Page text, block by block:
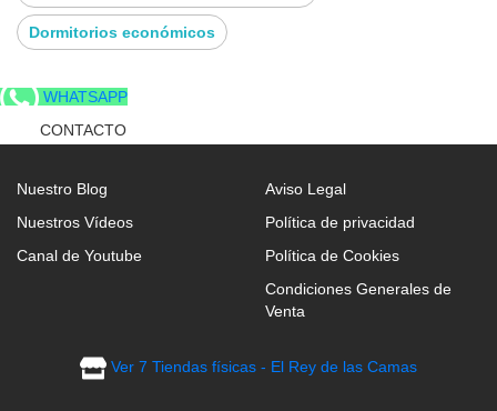
Dormitorios económicos
WHATSAPP
CONTACTO
Nuestro Blog
Nuestros Vídeos
Canal de Youtube
Aviso Legal
Política de privacidad
Política de Cookies
Condiciones Generales de
Venta
Ver 7 Tiendas físicas - El Rey de las Camas